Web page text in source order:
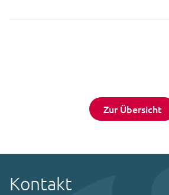
Zur Übersicht
Kontakt